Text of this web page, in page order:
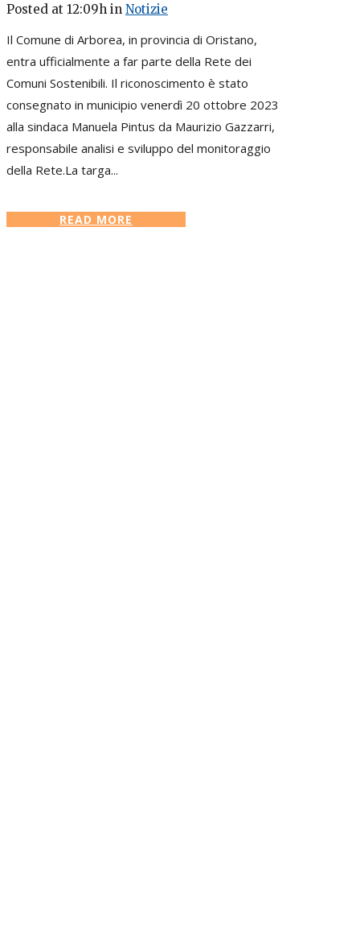
Posted at 12:09h in Notizie
Il Comune di Arborea, in provincia di Oristano,
entra ufficialmente a far parte della Rete dei
Comuni Sostenibili. Il riconoscimento è stato
consegnato in municipio venerdì 20 ottobre 2023
alla sindaca Manuela Pintus da Maurizio Gazzarri,
responsabile analisi e sviluppo del monitoraggio
della Rete.La targa...
READ MORE